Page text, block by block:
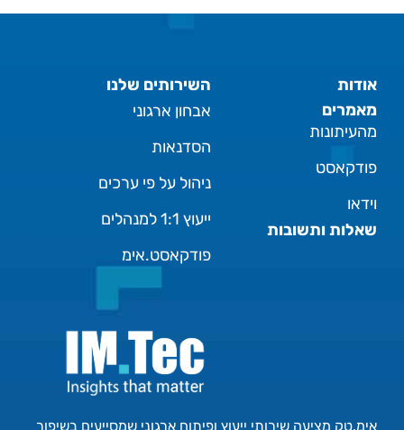
אודות
מאמרים
מהעיתונות
פודקאסט
וידאו
שאלות ותשובות
השירותים שלנו
אבחון ארגוני
הסדנאות
ניהול על פי ערכים
ייעוץ 1:1 למנהלים
פודקאסט.אימ
אימ.טק מציעה שירותי ייעוץ ופיתוח ארגוני שמסייעים בשיפור